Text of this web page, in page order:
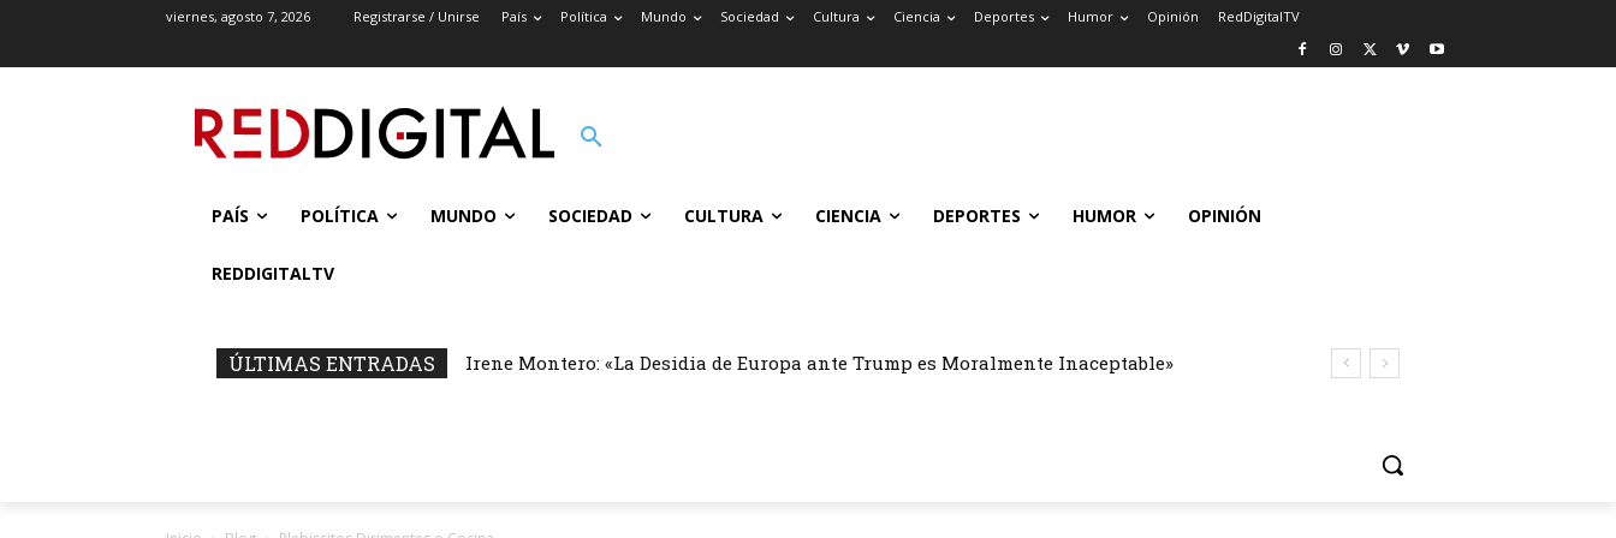
viernes, agosto 7, 2026 Registrarse / Unirse País Política Mundo Sociedad Cultura Ciencia Deportes Humor Opinión RedDigitalTV
PAÍS POLÍTICA MUNDO SOCIEDAD CULTURA CIENCIA DEPORTES HUMOR OPINIÓN
REDDIGITALTV
ÚLTIMAS ENTRADAS Irene Montero: «La Desidia de Europa ante Trump es Moralmente Inaceptable»